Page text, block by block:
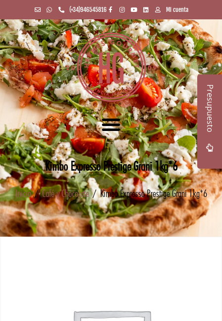
(+34)946545816 Mi cuenta
Kimbo Expresso Prestige Grani 1kg*6
Inicio/Café y Chocolate/ Kimbo Expresso Prestige Grani 1kg*6
Presupuesto